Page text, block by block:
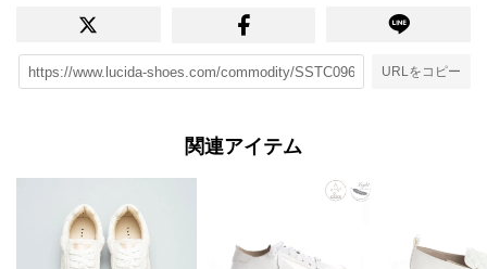
URLをコピー
関連アイテム